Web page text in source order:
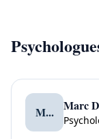
M...